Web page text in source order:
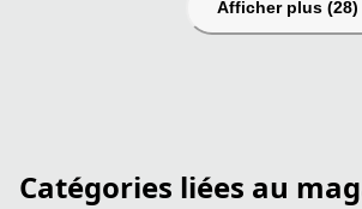
Afficher plus (28)
Catégories liées au